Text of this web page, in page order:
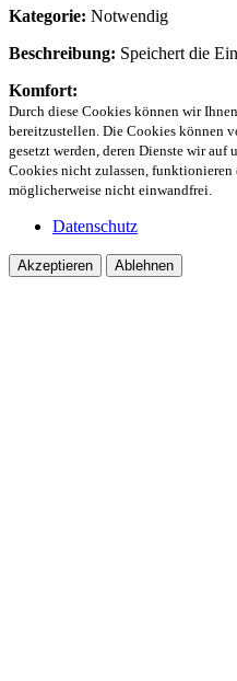
Kategorie: Notwendig
Beschreibung: Speichert die
Komfort:
Durch diese Cookies können wir
bereitzustellen. Die Cookies können
gesetzt werden, deren Dienste wir auf
Cookies nicht zulassen, funktionieren
möglicherweise nicht einwandfrei.
Datenschutz
Akzeptieren Ablehnen